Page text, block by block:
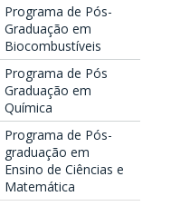
Programa de Pós-
Graduação em
Biocombustíveis
Programa de Pós
Graduação em
Química
Programa de Pós-
graduação em
Ensino de Ciências e
Matemática